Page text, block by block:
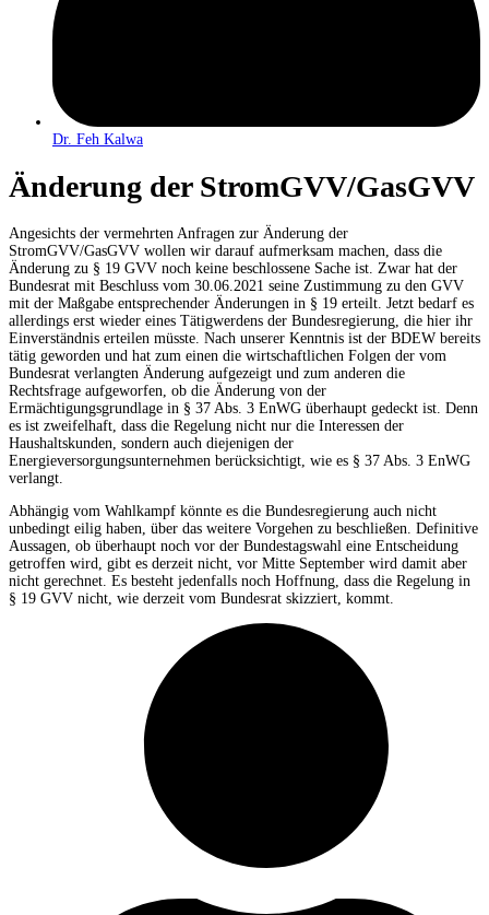
Dr. Feh Kalwa
Änderung der StromGVV/GasGVV
Angesichts der vermehrten Anfragen zur Änderung der
StromGVV/GasGVV wollen wir darauf aufmerksam machen, dass die
Änderung zu § 19 GVV noch keine beschlossene Sache ist. Zwar hat der
Bundesrat mit Beschluss vom 30.06.2021 seine Zustimmung zu den GVV
mit der Maßgabe entsprechender Änderungen in § 19 erteilt. Jetzt bedarf es
allerdings erst wieder eines Tätigwerdens der Bundesregierung, die hier ihr
Einverständnis erteilen müsste. Nach unserer Kenntnis ist der BDEW bereits
tätig geworden und hat zum einen die wirtschaftlichen Folgen der vom
Bundesrat verlangten Änderung aufgezeigt und zum anderen die
Rechtsfrage aufgeworfen, ob die Änderung von der
Ermächtigungsgrundlage in § 37 Abs. 3 EnWG überhaupt gedeckt ist. Denn
es ist zweifelhaft, dass die Regelung nicht nur die Interessen der
Haushaltskunden, sondern auch diejenigen der
Energieversorgungsunternehmen berücksichtigt, wie es § 37 Abs. 3 EnWG
verlangt.
Abhängig vom Wahlkampf könnte es die Bundesregierung auch nicht
unbedingt eilig haben, über das weitere Vorgehen zu beschließen. Definitive
Aussagen, ob überhaupt noch vor der Bundestagswahl eine Entscheidung
getroffen wird, gibt es derzeit nicht, vor Mitte September wird damit aber
nicht gerechnet. Es besteht jedenfalls noch Hoffnung, dass die Regelung in
§ 19 GVV nicht, wie derzeit vom Bundesrat skizziert, kommt.